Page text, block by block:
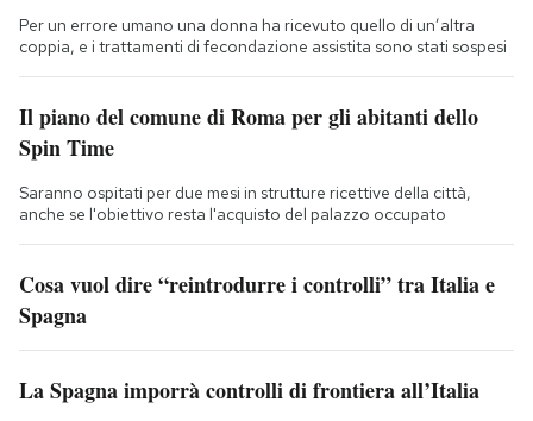
Per un errore umano una donna ha ricevuto quello di un’altra
coppia, e i trattamenti di fecondazione assistita sono stati sospesi
Il piano del comune di Roma per gli abitanti dello
Spin Time
Saranno ospitati per due mesi in strutture ricettive della città,
anche se l'obiettivo resta l'acquisto del palazzo occupato
Cosa vuol dire “reintrodurre i controlli” tra Italia e
Spagna
La Spagna imporrà controlli di frontiera all’Italia